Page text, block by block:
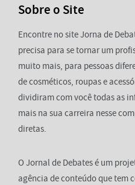
Sobre o Site
Encontre no site Jorna de
precisa para se tornar um
muito mais, para pessoas
de cosméticos, roupas e
dividiram com você todas as
mais na sua carreira nesse
diretas.
O Jornal de Debates é um
agência de conteúdo que tem